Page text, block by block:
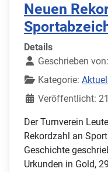
Neuen
Details
Geschrieben von:
Kategorie:
Veröffentlicht:
Der Turnverein
Rekordzahl an
Geschichte
Urkunden in Gold,